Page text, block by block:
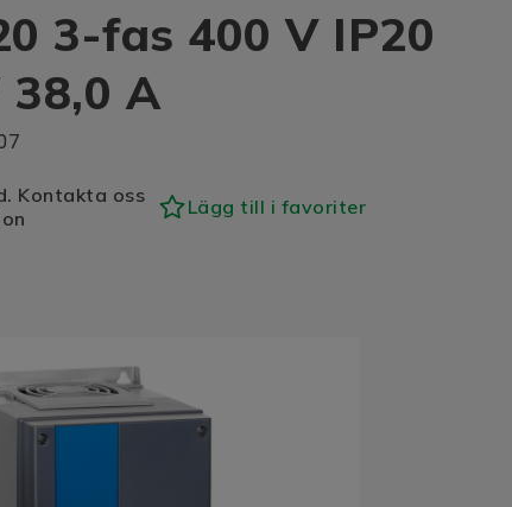
3-fas 400 V IP20
38,0 A
Kontakta oss
Lägg till i favoriter